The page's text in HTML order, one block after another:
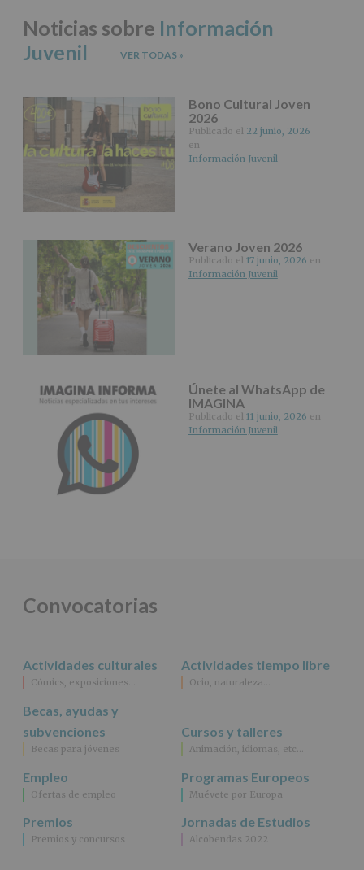
Información
adicional
Puede
apartado
Aquí
Protegemos
tus
Datos
nuestra
página
web:
*
Obligatorio
Noticias sobre Información
Juvenil
VER TODAS »
Bono Cultural Joven
2026
Publicado el 22 junio, 2026
en
Información Juvenil
Verano Joven 2026
Publicado el 17 junio, 2026 en
Información Juvenil
Únete al WhatsApp de
IMAGINA
Publicado el 11 junio, 2026 en
Información Juvenil
Convocatorias
Actividades culturales
Cómics, exposiciones…
Actividades tiempo libre
Ocio, naturaleza…
Becas, ayudas y
subvenciones
Becas para jóvenes
Cursos y talleres
Animación, idiomas, etc…
Empleo
Ofertas de empleo
Programas Europeos
Muévete por Europa
Premios
Premios y concursos
Jornadas de Estudios
Alcobendas 2022